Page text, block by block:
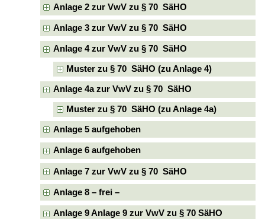
Anlage 2 zur VwV zu § 70 SäHO
Anlage 3 zur VwV zu § 70 SäHO
Anlage 4 zur VwV zu § 70 SäHO
Muster zu § 70 SäHO (zu Anlage 4)
Anlage 4a zur VwV zu § 70 SäHO
Muster zu § 70 SäHO (zu Anlage 4a)
Anlage 5 aufgehoben
Anlage 6 aufgehoben
Anlage 7 zur VwV zu § 70 SäHO
Anlage 8 – frei –
Anlage 9 Anlage 9 zur VwV zu § 70 SäHO